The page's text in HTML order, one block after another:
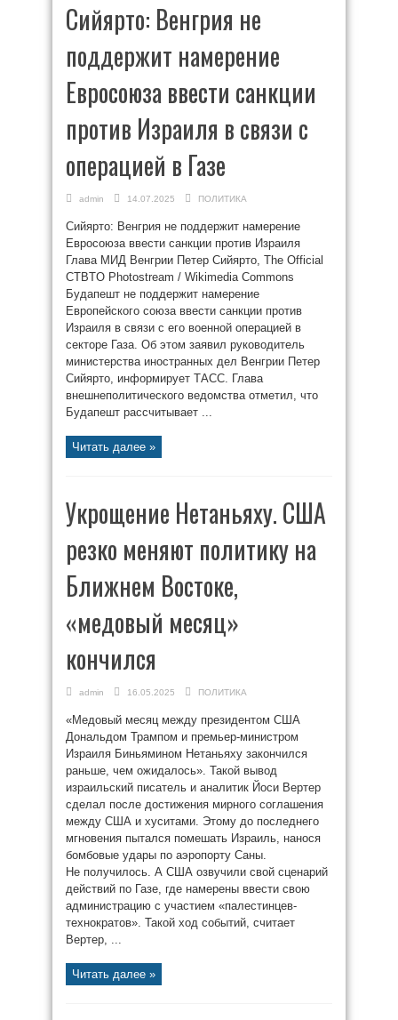
Сийярто: Венгрия не
поддержит намерение
Евросоюза ввести санкции
против Израиля в связи с
операцией в Газе
admin 14.07.2025 ПОЛИТИКА
Сийярто: Венгрия не поддержит намерение
Евросоюза ввести санкции против Израиля
Глава МИД Венгрии Петер Сийярто, The Official
CTBTO Photostream / Wikimedia Commons
Будапешт не поддержит намерение
Европейского союза ввести санкции против
Израиля в связи с его военной операцией в
секторе Газа. Об этом заявил руководитель
министерства иностранных дел Венгрии Петер
Сийярто, информирует ТАСС. Глава
внешнеполитического ведомства отметил, что
Будапешт рассчитывает ...
Читать далее »
Укрощение Нетаньяху. США
резко меняют политику на
Ближнем Востоке,
«медовый месяц»
кончился
admin 16.05.2025 ПОЛИТИКА
«Медовый месяц между президентом США
Дональдом Трампом и премьер-министром
Израиля Биньямином Нетаньяху закончился
раньше, чем ожидалось». Такой вывод
израильский писатель и аналитик Йоси Вертер
сделал после достижения мирного соглашения
между США и хуситами. Этому до последнего
мгновения пытался помешать Израиль, нанося
бомбовые удары по аэропорту Саны.
Не получилось. А США озвучили свой сценарий
действий по Газе, где намерены ввести свою
администрацию с участием «палестинцев-
технократов». Такой ход событий, считает
Вертер, ...
Читать далее »